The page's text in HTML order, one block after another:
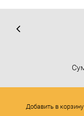
Добавить в корзину